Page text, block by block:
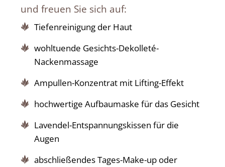
und freuen Sie sich auf:
Tiefenreinigung der Haut
wohltuende Gesichts-Dekolleté-
Nackenmassage
Ampullen-Konzentrat mit Lifting-Effekt
hochwertige Aufbaumaske für das Gesicht
Lavendel-Entspannungskissen für die
Augen
abschließendes Tages-Make-up oder